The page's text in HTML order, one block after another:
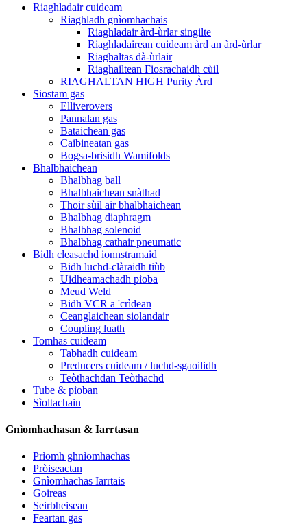
Riaghladair cuideam
Riaghladh gnìomhachais
Riaghladair àrd-ùrlar singilte
Riaghladairean cuideam àrd an àrd-ùrlar
Riaghaltas dà-ùrlair
Riaghailtean Fiosrachaidh cùil
RIAGHALTAN HIGH Purity Àrd
Siostam gas
Elliverovers
Pannalan gas
Bataichean gas
Caibineatan gas
Bogsa-brisidh Wamifolds
Bhalbhaichean
Bhalbhag ball
Bhalbhaichean snàthad
Thoir sùil air bhalbhaichean
Bhalbhag diaphragm
Bhalbhag solenoid
Bhalbhag cathair pneumatic
Bidh cleasachd ionnstramaid
Bidh luchd-clàraidh tiùb
Uidheamachadh pìoba
Meud Weld
Bidh VCR a 'crìdean
Ceanglaichean siolandair
Coupling luath
Tomhas cuideam
Tabhadh cuideam
Preducers cuideam / luchd-sgaoilidh
Teòthachdan Teòthachd
Tube & pìoban
Sìoltachain
Gnìomhachasan & Iarrtasan
Prìomh ghnìomhachas
Pròiseactan
Gnìomhachas Iarrtais
Goireas
Seirbheisean
Feartan gas